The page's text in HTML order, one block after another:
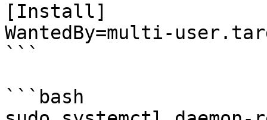
[Install]
WantedBy=multi-
```
```bash